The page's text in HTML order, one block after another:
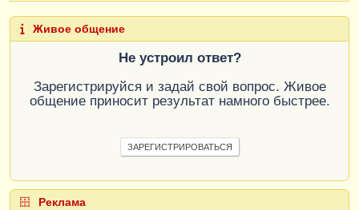
Живое общение
Не устроил ответ?
Зарегистрируйся и задай свой вопрос. Живое
общение приносит результат намного быстрее.
ЗАРЕГИСТРИРОВАТЬСЯ
Реклама